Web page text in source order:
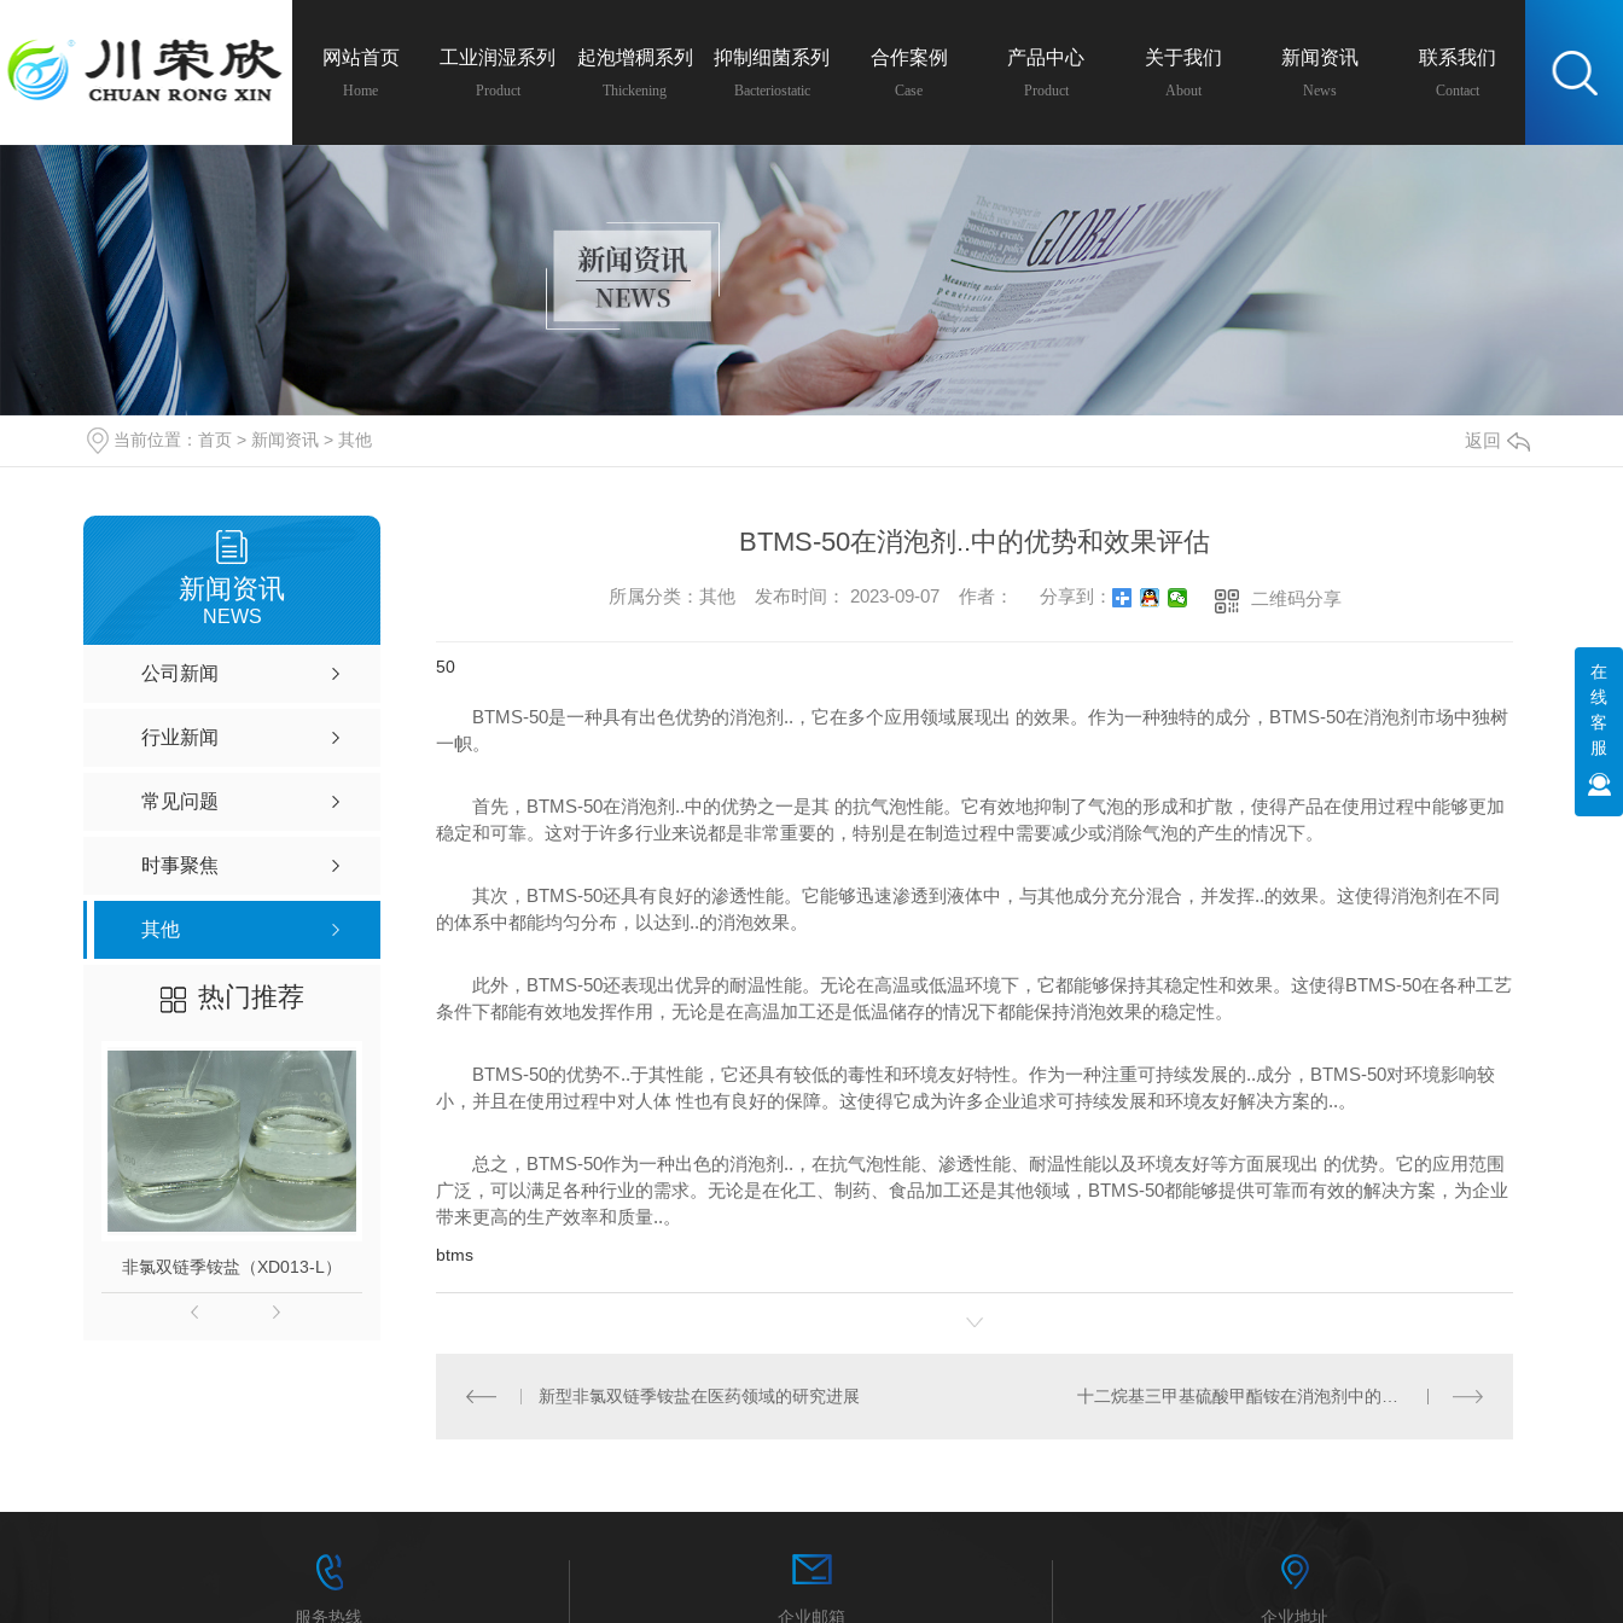
网站首页
Home
工业润湿系列
Product
起泡增稠系列
Thickening
抑制细菌系列
Bacteriostatic
合作案例
Case
产品中心
Product
关于我们
About
新闻资讯
News
联系我们
Contact
服务热线：
当前位置： 首页 > 新闻资讯 > 其他 返回
新闻资讯
NEWS
公司新闻
行业新闻
常见问题
时事聚焦
其他
热门推荐
非氯双链季铵盐（XD013-L） 山嵛基三甲基氯化铵
BTMS-50在消泡剂..中的优势和效果评估
所属分类：其他 发布时间： 2023-09-07 作者： 分享到： 二维码分享
50
BTMS-50是一种具有出色优势的消泡剂..，它在多个应用领域展现出 的效果。作为一种独特的成分，BTMS-50在消泡剂市场中独树
一帜。
首先，BTMS-50在消泡剂..中的优势之一是其 的抗气泡性能。它有效地抑制了气泡的形成和扩散，使得产品在使用过程中能够更加
稳定和可靠。这对于许多行业来说都是非常重要的，特别是在制造过程中需要减少或消除气泡的产生的情况下。
其次，BTMS-50还具有良好的渗透性能。它能够迅速渗透到液体中，与其他成分充分混合，并发挥..的效果。这使得消泡剂在不同
的体系中都能均匀分布，以达到..的消泡效果。
此外，BTMS-50还表现出优异的耐温性能。无论在高温或低温环境下，它都能够保持其稳定性和效果。这使得BTMS-50在各种工艺
条件下都能有效地发挥作用，无论是在高温加工还是低温储存的情况下都能保持消泡效果的稳定性。
BTMS-50的优势不..于其性能，它还具有较低的毒性和环境友好特性。作为一种注重可持续发展的..成分，BTMS-50对环境影响较
小，并且在使用过程中对人体 性也有良好的保障。这使得它成为许多企业追求可持续发展和环境友好解决方案的..。
总之，BTMS-50作为一种出色的消泡剂..，在抗气泡性能、渗透性能、耐温性能以及环境友好等方面展现出 的优势。它的应用范围
广泛，可以满足各种行业的需求。无论是在化工、制药、食品加工还是其他领域，BTMS-50都能够提供可靠而有效的解决方案，为企业
带来更高的生产效率和质量..。
btms
新型非氯双链季铵盐在医药领域的研究进展 十二烷基三甲基硫酸甲酯铵在消泡剂中的应用研究
服务热线 企业邮箱 企业地址
在
线
客
服